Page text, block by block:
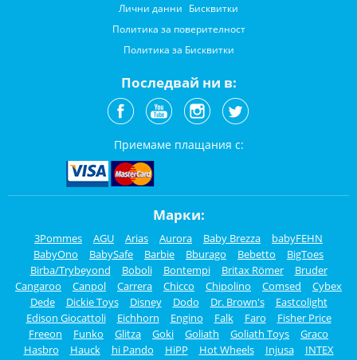
Лични данни Бисквитки
Политика за поверителност
Политика за Бисквитки
Последвай ни в:
Приемаме плащания с:
Марки:
3Pommes AGU Arias Aurora Baby Brezza
babyFEHN
BabyOno
BabySafe Barbie Bburago Bebetto
BigToes
Birba/Trybeyond
Boboli Bontempi Britax Römer
Bruder
Cangaroo
Canpol Carrera Chicco Chipolino Comsed
Cybex
Dede
Dickie Toys Disney Dodo Dr. Brown's
Eastcolight
Edison Giocattoli
Eichhorn Engino Falk Faro
Fisher Price
Freeon
Funko Glitza Goki Goliath Goliath Toys
Graco
Hasbro
Hauck hi Pando HiPP Hot Wheels Injusa
INTEX